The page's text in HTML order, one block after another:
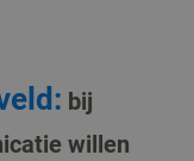
bij
willen